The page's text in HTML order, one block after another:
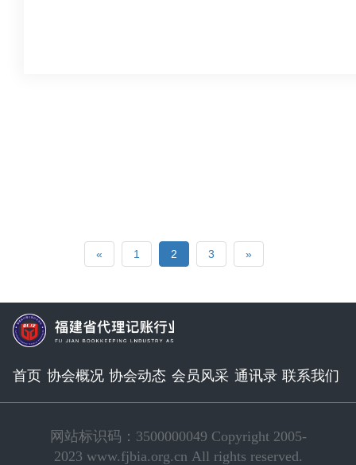
« 1 2 3 »
首页 协会概况 协会动态 会员风采 通讯录 联系我们
网站标识码：3500000049 Copyright 2005-
2023 www.fjbia.org.cn All rights reserved.